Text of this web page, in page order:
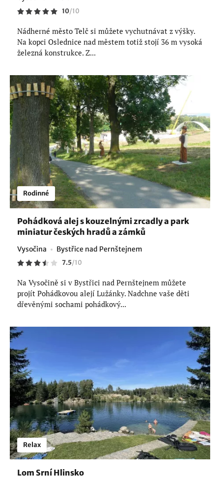
10/10
Nádherné město Telč si můžete vychutnávat z výšky.
Na kopci Oslednice nad městem totiž stojí 36 m vysoká
železná konstrukce. Z...
Rodinné
Pohádková alej s kouzelnými zrcadly a park
miniatur českých hradů a zámků
Vysočina Bystřice nad Pernštejnem
7.5/10
Na Vysočině si v Bystřici nad Pernštejnem můžete
projít Pohádkovou alejí Lužánky. Nadchne vaše děti
dřevěnými sochami pohádkový...
Relax
Lom Srní Hlinsko